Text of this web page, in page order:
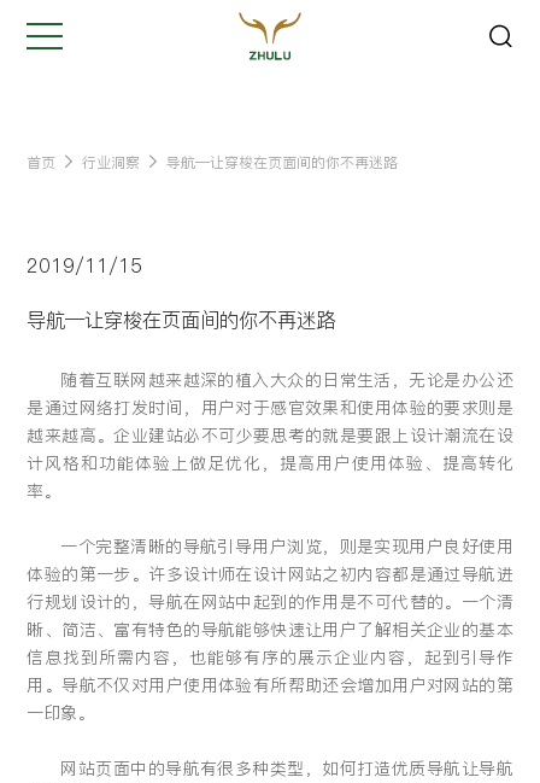
首页 行业洞察 导航—让穿梭在页面间的你不再迷路
2019/11/15
导航—让穿梭在页面间的你不再迷路
随着互联网越来越深的植入大众的日常生活，无论是办公还
是通过网络打发时间，用户对于感官效果和使用体验的要求则是
越来越高。企业建站必不可少要思考的就是要跟上设计潮流在设
计风格和功能体验上做足优化，提高用户使用体验、提高转化
率。
一个完整清晰的导航引导用户浏览，则是实现用户良好使用
体验的第一步。许多设计师在设计网站之初内容都是通过导航进
行规划设计的，导航在网站中起到的作用是不可代替的。一个清
晰、简洁、富有特色的导航能够快速让用户了解相关企业的基本
信息找到所需内容，也能够有序的展示企业内容，起到引导作
用。导航不仅对用户使用体验有所帮助还会增加用户对网站的第
一印象。
网站页面中的导航有很多种类型，如何打造优质导航让导航
是我们最重要的工作之一...
公司名称:*
联系方式:*
留言: